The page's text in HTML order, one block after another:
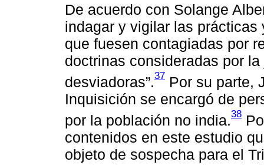
De acuerdo con Solange
indagar y vigilar las
que fuesen contagiadas por
doctrinas consideradas por
desviadoras”.37 Por su parte,
Inquisición se encargó de
por la población no india.38
contenidos en este estudio
objeto de sospecha para el